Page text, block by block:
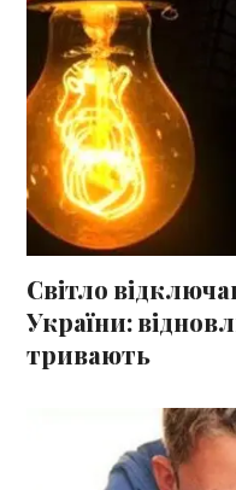
Світло
України:
тривають